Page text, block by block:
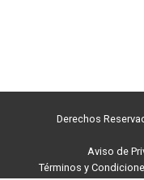
Derechos
Aviso de
Términos y